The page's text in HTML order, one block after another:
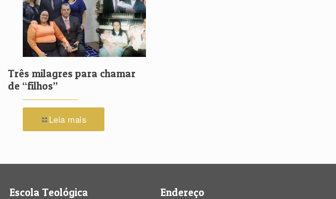
Três milagres para chamar
de “filhos”
Leia mais
Escola Teológica Endereço